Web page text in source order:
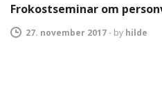
Frokostseminar om
27. november 2017- by hilde